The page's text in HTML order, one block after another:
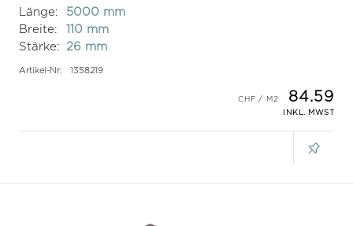
Länge:
5000 mm
Breite:
110 mm
Stärke:
26 mm
Artikel-Nr: 1358219
84.59
INKL. MWST